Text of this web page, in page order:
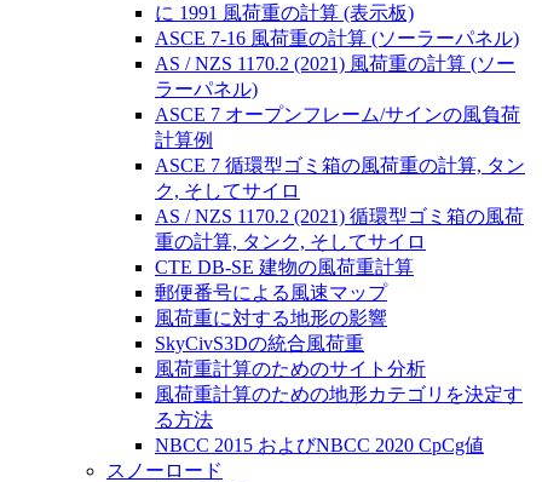
に 1991 風荷重の計算 (表示板)
ASCE 7-16 風荷重の計算 (ソーラーパネル)
AS / NZS 1170.2 (2021) 風荷重の計算 (ソー
ラーパネル)
ASCE 7 オープンフレーム/サインの風負荷
計算例
ASCE 7 循環型ゴミ箱の風荷重の計算, タン
ク, そしてサイロ
AS / NZS 1170.2 (2021) 循環型ゴミ箱の風荷
重の計算, タンク, そしてサイロ
CTE DB-SE 建物の風荷重計算
郵便番号による風速マップ
風荷重に対する地形の影響
SkyCivS3Dの統合風荷重
風荷重計算のためのサイト分析
風荷重計算のための地形カテゴリを決定す
る方法
NBCC 2015 およびNBCC 2020 CpCg値
スノーロード